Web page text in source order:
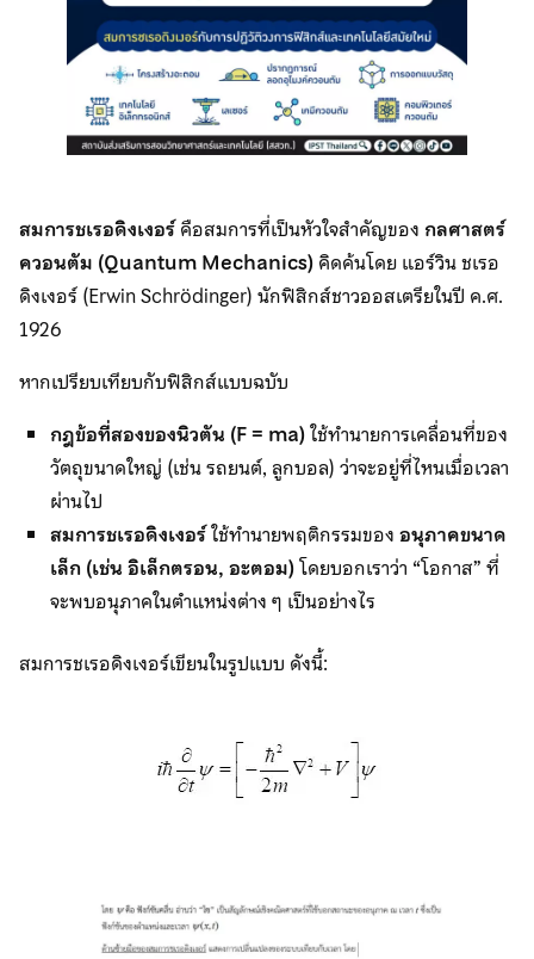
สมการชเรอดิงเงอร์คือสมการที่เป็นหัวใจสำคัญของ กลศาสตร์
ควอนตัม (Quantum Mechanics)คิดค้นโดย แอร์วิน ชเรอ
ดิงเงอร์ (Erwin Schrödinger) นักฟิสิกส์ชาวออสเตรียในปี ค.ศ.
1926
หากเปรียบเทียบกับฟิสิกส์แบบฉบับ
กฎข้อที่สองของนิวตัน (F = ma)ใช้ทำนายการเคลื่อนที่ของ
วัตถุขนาดใหญ่ (เช่น รถยนต์, ลูกบอล) ว่าจะอยู่ที่ไหนเมื่อเวลา
ผ่านไป
สมการชเรอดิงเงอร์ใช้ทำนายพฤติกรรมของอนุภาคขนาด
เล็ก (เช่น อิเล็กตรอน, อะตอม)โดยบอกเราว่า “โอกาส” ที่
จะพบอนุภาคในตำแหน่งต่าง ๆ เป็นอย่างไร
สมการชเรอดิงเงอร์เขียนในรูปแบบ ดังนี้: